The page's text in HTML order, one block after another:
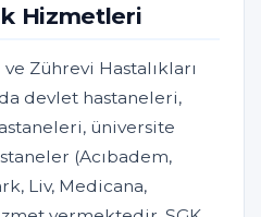
Hizmetleri
Zührevi Hastalıkları
devlet hastaneleri,
üniversite
(Acıbadem,
Liv, Medicana,